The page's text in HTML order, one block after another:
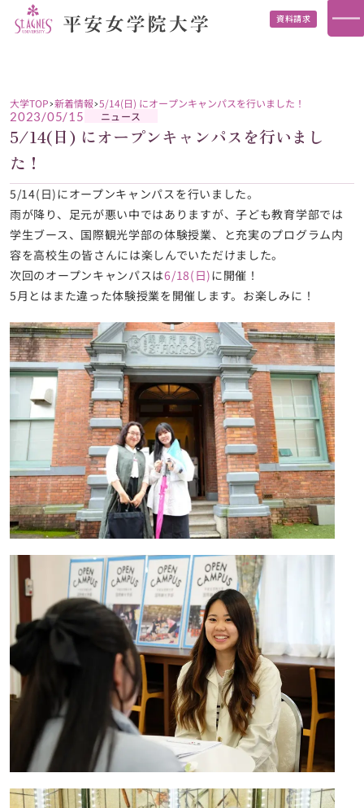
資料請求
大学TOP 新着情報 5/14(日) にオープンキャンパスを行いました！
2023/05/15 ニュース
5/14(日) にオープンキャンパスを行いまし
た！
5/14(日)にオープンキャンパスを行いました。
雨が降り、足元が悪い中ではありますが、子ども教育学部では
学生ブース、国際観光学部の体験授業、と充実のプログラム内
容を高校生の皆さんには楽しんでいただけました。
次回のオープンキャンパスは6/18(日)に開催！
5月とはまた違った体験授業を開催します。お楽しみに！